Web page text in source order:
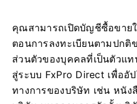
คุณสามารถเปิดบัญชีซื้อขา
ตอนการลงทะเบียนตามปกติ
ส่วนตัวของบุคคลที่เป็นตัวแ
สู่ระบบ FxPro Direct เพื่ออั
ทางการของบริษัท เช่น หนัง